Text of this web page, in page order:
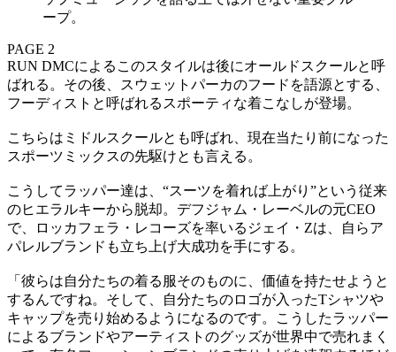
ープ。
PAGE 2
RUN DMCによるこのスタイルは後にオールドスクールと呼
ばれる。その後、スウェットパーカのフードを語源とする、
フーディストと呼ばれるスポーティな着こなしが登場。
こちらはミドルスクールとも呼ばれ、現在当たり前になった
スポーツミックスの先駆けとも言える。
こうしてラッパー達は、“スーツを着れば上がり”という従来
のヒエラルキーから脱却。デフジャム・レーベルの元CEO
で、ロッカフェラ・レコーズを率いるジェイ・Zは、自らア
パレルブランドも立ち上げ大成功を手にする。
「彼らは自分たちの着る服そのものに、価値を持たせようと
するんですね。そして、自分たちのロゴが入ったTシャツや
キャップを売り始めるようになるのです。こうしたラッパー
によるブランドやアーティストのグッズが世界中で売れまく